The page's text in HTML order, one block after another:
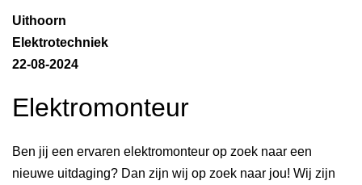
Uithoorn
Elektrotechniek
22-08-2024
Elektromonteur
Ben jij een ervaren elektromonteur op zoek naar een
nieuwe uitdaging? Dan zijn wij op zoek naar jou! Wij zijn